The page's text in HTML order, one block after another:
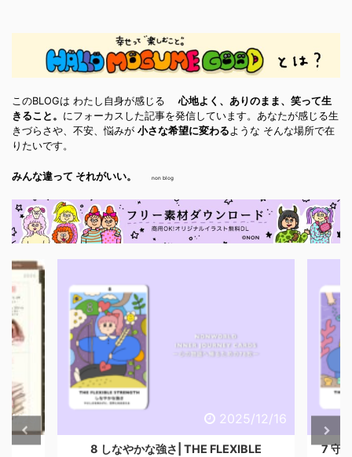
このBLOGは わたし自身が感じる心地よく、ありのまま、笑って生
きること。 にフォーカスした記事を発信しています。あなたが感じる生
きづらさや、不安、悩みが 小さな希望に変わる ような そんな場所で在
りたいです。
みんな違って それがいい。 non blog
4/29 2025/12/16
8 しなやかな強さ| THE FLEXIBLE
7 守